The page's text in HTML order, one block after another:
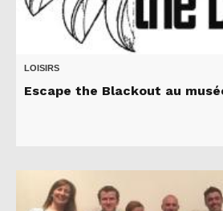
LOISIRS
Escape the Blackout au